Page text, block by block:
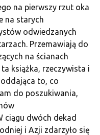
na pierwszy rzut oka
na starych
odwiedzanych
Przemawiają do
na ścianach
książka, rzeczywista i
to, co
do poszukiwania,
ciągu dwóch dekad
i Azji zdarzyło się